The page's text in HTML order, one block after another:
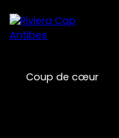
Coup de cœur